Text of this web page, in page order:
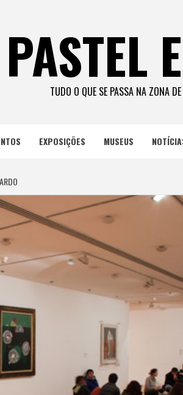
TUDO O QUE SE PASSA NA ZONA
EXPOSIÇÕES MUSEUS